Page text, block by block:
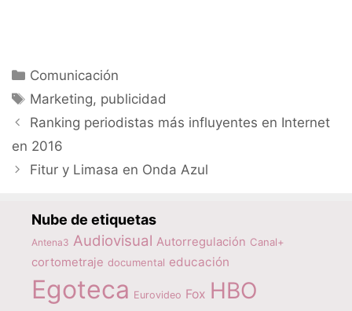
Categorías
Comunicación
Etiquetas
Marketing, publicidad
Ranking periodistas más influyentes en Internet
en 2016
Fitur y Limasa en Onda Azul
Nube de etiquetas
Antena3 Audiovisual Autorregulación Canal+
cortometraje documental educación
Egoteca Eurovideo Fox HBO